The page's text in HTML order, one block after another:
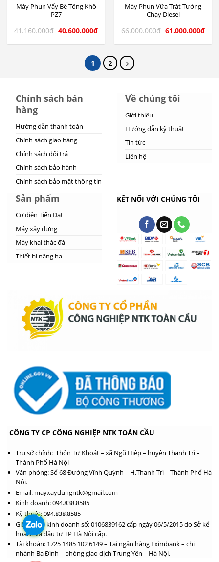
Máy Phun Vẩy Bê Tông Khô
PZ7
41.160.000₫ 40.600.000₫
Máy Phun Vữa Trát Tường
Chạy Diesel
66.000.000₫ 61.000.000₫
1 2
Chính sách bán
hàng
Hướng dẫn thanh toán
Chính sách giao hàng
Chính sách đổi trả
Chính sách bảo hành
Chính sách bảo mật thông tin
Về chúng tôi
Giới thiệu
Hướng dẫn kỹ thuật
Tin tức
Liên hệ
Sản phẩm
Cơ điện Tiến Đạt
Máy xây dựng
Máy khai thác đá
Thiết bị nâng hạ
KẾT NỐI VỚI CHÚNG TÔI
CÔNG TY CP CÔNG NGHIỆP NTK TOÀN CẦU
Trụ sở chính: Thôn Tự Khoát – xã Ngũ Hiệp – huyện Thanh Trì –
Thành Phố Hà Nội
Văn phòng: Số 68 Đường Vĩnh Quỳnh – H.Thanh Trì – Thành Phố Hà
Nội.
Email: mayxaydungntk@gmail.com
Kinh doanh: 094.838.8585
Kỹ thuật: 094.838.8585
Giấy phép kinh doanh số: 0106839162 cấp ngày 06/5/2015 do Sở kế
hoạch và đầu tư TP Hà Nội cấp.
Tài khoản: 1725 1485 102 6149 – Tại ngân hàng Eximbank – chi
nhánh Ba Đình – phòng giao dịch Trung Yên – Hà Nội.